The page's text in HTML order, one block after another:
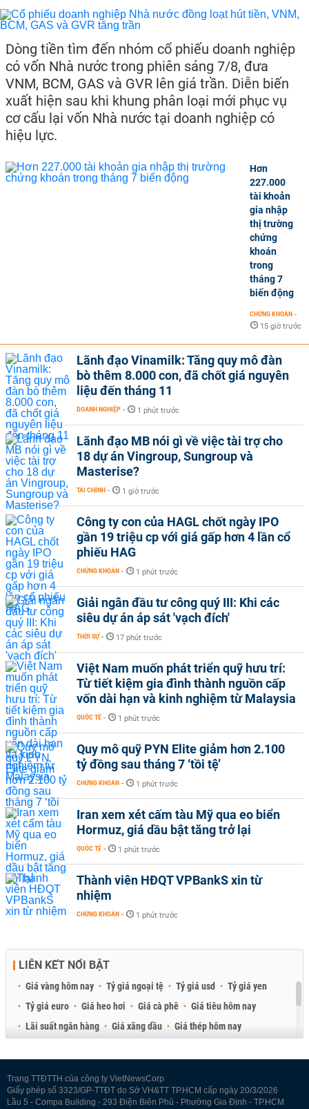
Dòng tiền tìm đến nhóm cổ phiếu doanh nghiệp
có vốn Nhà nước trong phiên sáng 7/8, đưa
VNM, BCM, GAS và GVR lên giá trần. Diễn biến
xuất hiện sau khi khung phân loại mới phục vụ
cơ cấu lại vốn Nhà nước tại doanh nghiệp có
hiệu lực.
Hơn
227.000
tài khoản
gia nhập
thị trường
chứng
khoán
trong
tháng 7
biến động
CHỨNG KHOÁN -
15 giờ trước
Lãnh đạo Vinamilk: Tăng quy mô đàn
bò thêm 8.000 con, đã chốt giá nguyên
liệu đến tháng 11
DOANH NGHIỆP - 1 phút trước
Lãnh đạo MB nói gì về việc tài trợ cho
18 dự án Vingroup, Sungroup và
Masterise?
TÀI CHÍNH - 1 giờ trước
Công ty con của HAGL chốt ngày IPO
gần 19 triệu cp với giá gấp hơn 4 lần cổ
phiếu HAG
CHỨNG KHOÁN - 1 phút trước
Giải ngân đầu tư công quý III: Khi các
siêu dự án áp sát 'vạch đích'
THỜI SỰ - 17 phút trước
Việt Nam muốn phát triển quỹ hưu trí:
Từ tiết kiệm gia đình thành nguồn cấp
vốn dài hạn và kinh nghiệm từ Malaysia
QUỐC TẾ - 1 phút trước
Quy mô quỹ PYN Elite giảm hơn 2.100
tỷ đồng sau tháng 7 ‘tồi tệ’
CHỨNG KHOÁN - 1 phút trước
Iran xem xét cấm tàu Mỹ qua eo biển
Hormuz, giá dầu bật tăng trở lại
QUỐC TẾ - 1 phút trước
Thành viên HĐQT VPBankS xin từ
nhiệm
CHỨNG KHOÁN - 1 phút trước
LIÊN KẾT NỔI BẬT
Giá vàng hôm nay Tỷ giá ngoại tệ Tỷ giá usd
Tỷ giá yen
Tỷ giá euro
Giá heo hơi Giá cà phê
Giá tiêu hôm nay
Lãi suất ngân hàng
Giá xăng dầu
Giá thép hôm nay
Trang TTĐTTH của công ty VietNewsCorp
Giấy phép số 3323/GP-TTĐT do Sở VH&TT TP.HCM cấp ngày 20/3/2026
Lầu 5 - Compa Building - 293 Điện Biên Phủ - Phường Gia Định - TP.HCM